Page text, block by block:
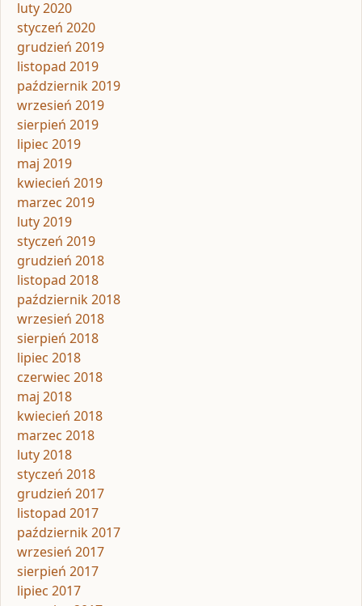
luty 2020
styczeń 2020
grudzień 2019
listopad 2019
październik 2019
wrzesień 2019
sierpień 2019
lipiec 2019
maj 2019
kwiecień 2019
marzec 2019
luty 2019
styczeń 2019
grudzień 2018
listopad 2018
październik 2018
wrzesień 2018
sierpień 2018
lipiec 2018
czerwiec 2018
maj 2018
kwiecień 2018
marzec 2018
luty 2018
styczeń 2018
grudzień 2017
listopad 2017
październik 2017
wrzesień 2017
sierpień 2017
lipiec 2017